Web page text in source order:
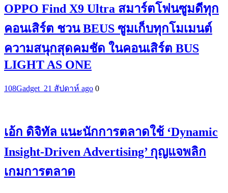
OPPO Find X9 Ultra สมาร์ตโฟนซูมดีทุก
คอนเสิร์ต ชวน BEUS ซูมเก็บทุกโมเมนต์
ความสนุกสุดคมชัด ในคอนเสิร์ต BUS
LIGHT AS ONE
108Gadget_21 สัปดาห์ ago 0
เอ้ก ดิจิทัล แนะนักการตลาดใช้ ‘Dynamic
Insight-Driven Advertising’ กุญแจพลิก
เกมการตลาด